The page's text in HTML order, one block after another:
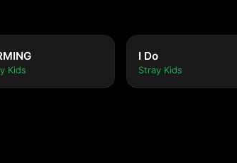
Kids
I Do
Stray Kids